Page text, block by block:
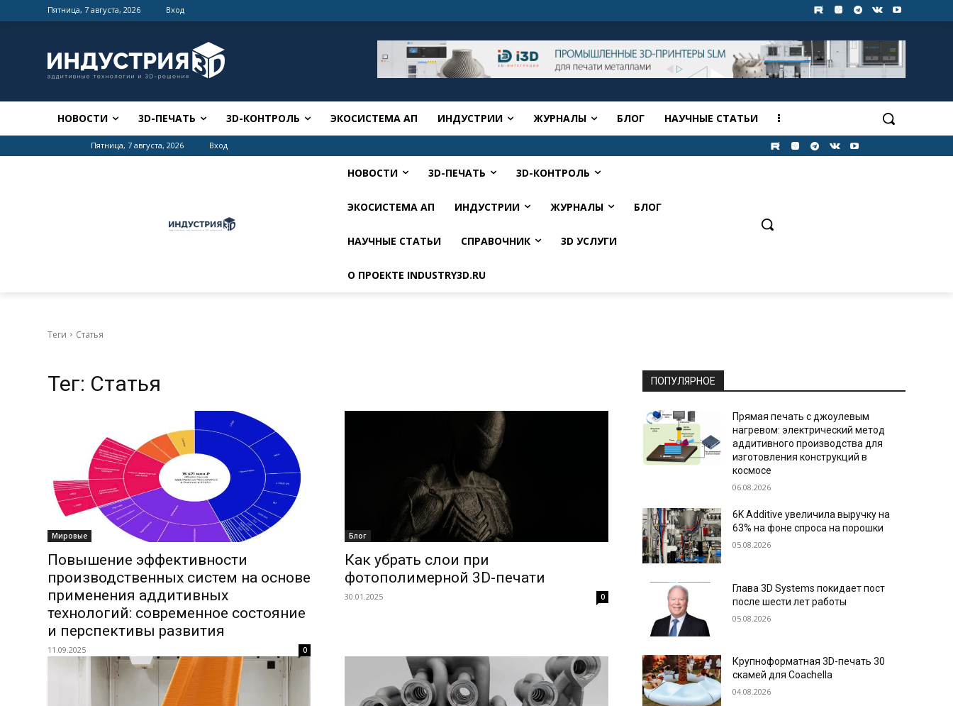
Пятница, 7 августа, 2026 Вход
НОВОСТИ 3D-ПЕЧАТЬ 3D-КОНТРОЛЬ ЭКОСИСТЕМА АП ИНДУСТРИИ ЖУРНАЛЫ БЛОГ НАУЧНЫЕ СТАТЬИ
Пятница, 7 августа, 2026 Вход
НОВОСТИ 3D-ПЕЧАТЬ 3D-КОНТРОЛЬ
ЭКОСИСТЕМА АП ИНДУСТРИИ ЖУРНАЛЫ БЛОГ
НАУЧНЫЕ СТАТЬИ СПРАВОЧНИК 3D УСЛУГИ
О ПРОЕКТЕ INDUSTRY3D.RU
Теги Статья
Тег: Статья
Мировые
Повышение эффективности
производственных систем на основе
применения аддитивных
технологий: современное состояние
и перспективы развития
11.09.2025 0
Блог
Как убрать слои при
фотополимерной 3D-печати
30.01.2025 0
ПОПУЛЯРНОЕ
Прямая печать с джоулевым
нагревом: электрический метод
аддитивного производства для
изготовления конструкций в
космосе
06.08.2026
6K Additive увеличила выручку на
63% на фоне спроса на порошки
05.08.2026
Глава 3D Systems покидает пост
после шести лет работы
05.08.2026
Крупноформатная 3D-печать 30
скамей для Coachella
04.08.2026